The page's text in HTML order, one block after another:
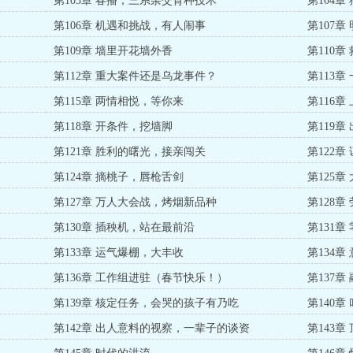
第106章 机遇和挑战，有人闹事 第107章
第109章 墙里开花墙外香 第110章
第112章 重大案件还是乌龙事件？ 第113章
第115章 两情相悦，等你来 第116章
第118章 开条件，挖墙脚 第119章
第121章 胜利的曙光，接亲闯关 第122章
第124章 摘桃子，唇枪舌剑 第125章
第127章 万人大会战，烤烟新品种 第128章
第130章 插秧机，站在最前沿 第131章
第133章 运气爆棚，大丰收 第134章
第136章 工作组进驻（春节快乐！） 第137章
第139章 核定任务，会哭的孩子有乃吃 第140章
第142章 出人意料的视察，一辈子的谈资 第143章